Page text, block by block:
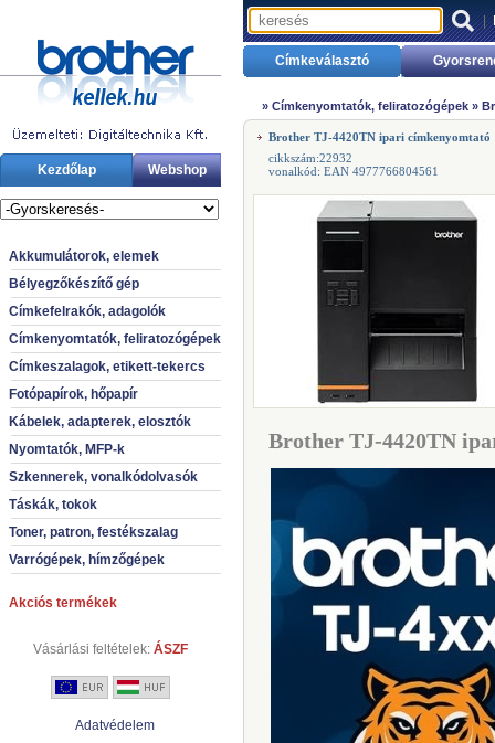
Kezdőlap Webshop
Akkumulátorok, elemek
Bélyegzőkészítő gép
Címkefelrakók, adagolók
Címkenyomtatók, feliratozógépek
Címkeszalagok, etikett-tekercs
Fotópapírok, hőpapír
Kábelek, adapterek, elosztók
Nyomtatók, MFP-k
Szkennerek, vonalkódolvasók
Táskák, tokok
Toner, patron, festékszalag
Varrógépek, hímzőgépek
Akciós termékek
Vásárlási feltételek: ÁSZF
Adatvédelem
|
Címkeválasztó
» Címkenyomtatók, feliratozógépek »
Brother TJ-4420TN ipari címkenyomtató
cikkszám:22932
vonalkód: EAN 4977766804561
Brother TJ-4420TN